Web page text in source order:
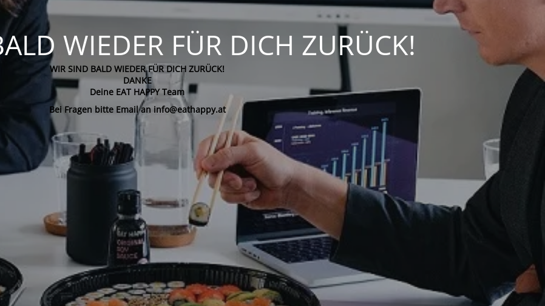
WIEDER FÜR DICH ZURÜCK!
WIR SIND BALD WIEDER FÜR DICH ZURÜCK!
DANKE
Deine EAT HAPPY Team
Bei Fragen bitte Email an info@eathappy.at